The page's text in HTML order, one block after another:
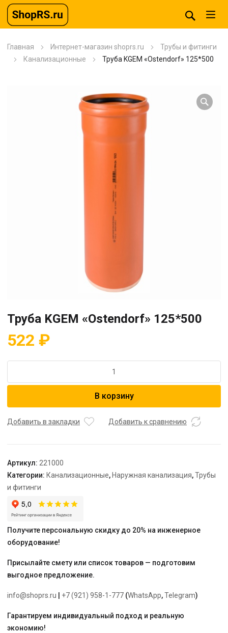
Главная Интернет-магазин shoprs.ru
Трубы и фитинги
Канализационные
Труба KGEM «Ostendorf» 125*500
Труба KGEM «Ostendorf» 125*500
522 ₽
Труба
125*500
В корзину
Добавить в закладки Добавить к сравнению
Артикул: 221000
Категории: Канализационные, Наружная канализация,Трубы
и фитинги
Получите персональную скидку до 20% на инженерное
оборудование!
Присылайте смету или список товаров — подготовим
выгодное предложение.
info@shoprs.ru +7 (921) 958-1-777 (WhatsApp,Telegram)
Гарантируем индивидуальный подход и реальную
экономию!